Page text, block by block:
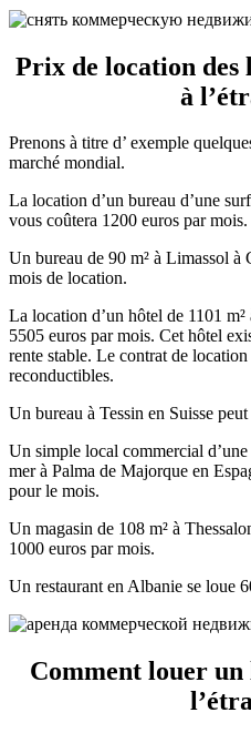
Prix de location des
à
Prenons à titre d’ exemple
marché mondial.
La location d’un bureau d’une
vous coûtera 1200 euros par mois.
Un bureau de 90 m² à Limassol à
mois de location.
La location d’un hôtel de 1101
5505 euros par mois. Cet hôtel
rente stable. Le contrat de
reconductibles.
Un bureau à Tessin en Suisse
Un simple local commercial
mer à Palma de Majorque en
pour le mois.
Un magasin de 108 m² à
1000 euros par mois.
Un restaurant en Albanie se loue
Comment louer